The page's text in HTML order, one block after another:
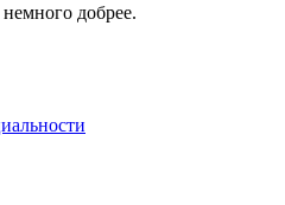
добрее.